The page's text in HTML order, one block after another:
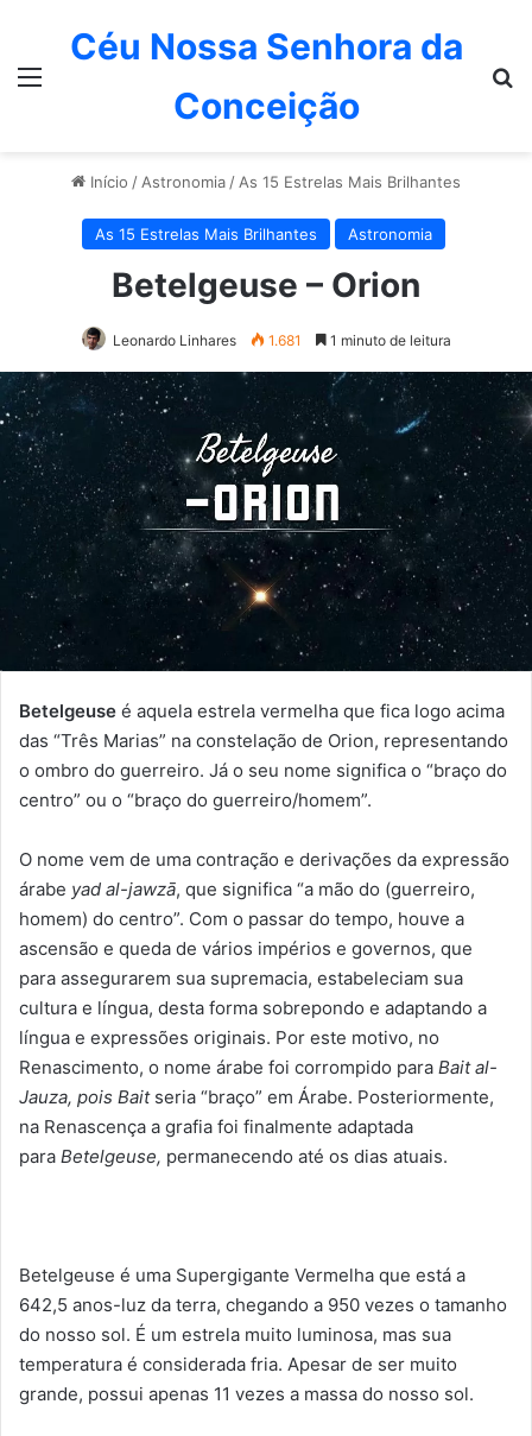
Céu Nossa Senhora da
Conceição
Início / Astronomia / As 15 Estrelas Mais Brilhantes
As 15 Estrelas Mais Brilhantes Astronomia
Betelgeuse – Orion
Leonardo Linhares 1.681 1 minuto de leitura
Betelgeuse é aquela estrela vermelha que fica logo acima
das “Três Marias” na constelação de Orion, representando
o ombro do guerreiro. Já o seu nome significa o “braço do
centro” ou o “braço do guerreiro/homem”.
O nome vem de uma contração e derivações da expressão
árabe yad al-jawzā, que significa “a mão do (guerreiro,
homem) do centro”. Com o passar do tempo, houve a
ascensão e queda de vários impérios e governos, que
para assegurarem sua supremacia, estabeleciam sua
cultura e língua, desta forma sobrepondo e adaptando a
língua e expressões originais. Por este motivo, no
Renascimento, o nome árabe foi corrompido para Bait al-
Jauza, pois Baitseria “braço” em Árabe. Posteriormente,
na Renascença a grafia foi finalmente adaptada
para Betelgeuse, permanecendo até os dias atuais.
Betelgeuse é uma Supergigante Vermelha que está a
642,5 anos-luz da terra, chegando a 950 vezes o tamanho
do nosso sol. É um estrela muito luminosa, mas sua
temperatura é considerada fria. Apesar de ser muito
grande, possui apenas 11 vezes a massa do nosso sol.